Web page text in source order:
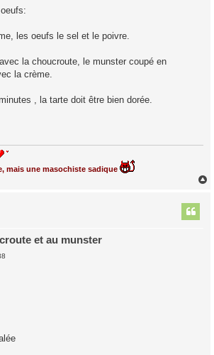
les oeufs le sel et le poivre.
la choucroute, le munster coupé en
la crème.
, la tarte doit être bien dorée.
mais une masochiste sadique
et au munster